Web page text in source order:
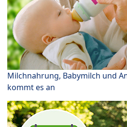
Milchnahrung, Babymilch und
kommt es an